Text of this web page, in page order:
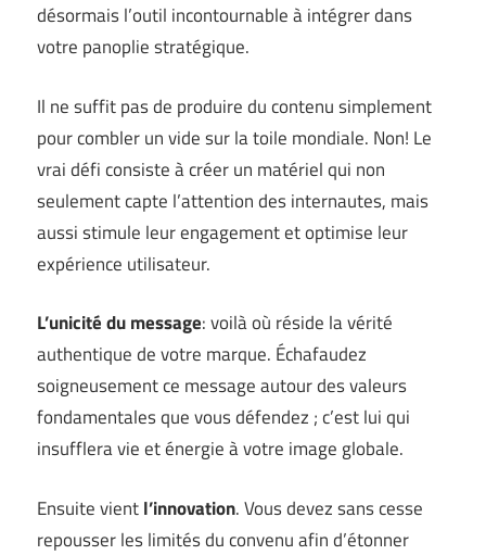
désormais l’outil incontournable à intégrer dans
votre panoplie stratégique.
Il ne suffit pas de produire du contenu simplement
pour combler un vide sur la toile mondiale. Non! Le
vrai défi consiste à créer un matériel qui non
seulement capte l’attention des internautes, mais
aussi stimule leur engagement et optimise leur
expérience utilisateur.
L’unicité du message: voilà où réside la vérité
authentique de votre marque. Échafaudez
soigneusement ce message autour des valeurs
fondamentales que vous défendez ; c’est lui qui
insufflera vie et énergie à votre image globale.
Ensuite vientl’innovation. Vous devez sans cesse
repousser les limités du convenu afin d’étonner